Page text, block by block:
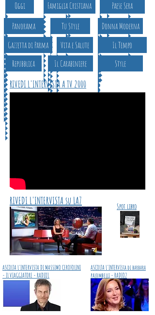
Oggi
Famiglia Cristiana
Paese Sera
Panorama
Tu Style
Gazzetta di Parma
Vita e Salute
Repubblica
Il Carabiniere
Donna Moderna
Il Tempo
Style
RIVEDI L'INTERVISTA A TV 2000
RIVEDI L'INTERVISTA su LA7 Spot libro
ASCOLTA L'INTERVISTA DI MASSIMO CEROFOLINI
- IL VIAGGIATORE - RADIO1
ASCOLTA L'INTERVIsta di barbara
palombelli - RADIO2